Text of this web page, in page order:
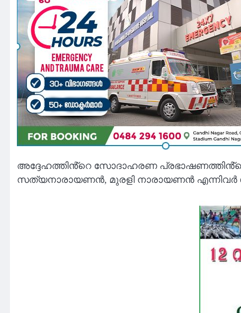
അദ്ദേഹത്തിൻ്റെ സോദാഹരണ പ്രഭാഷണത്തിൻ്റെ
സത്യനാരായണൻ, മുരളി നാരായണൻ എന്നിവർ